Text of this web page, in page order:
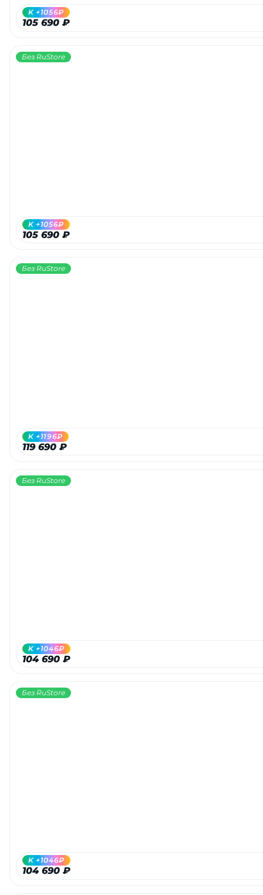
105 690 ₽
K +1056₽
Без RuStore
105 690 ₽
K +1056₽
Без RuStore
119 690 ₽
K +1196₽
Без RuStore
104 690 ₽
K +1046₽
Без RuStore
104 690 ₽
K +1046₽